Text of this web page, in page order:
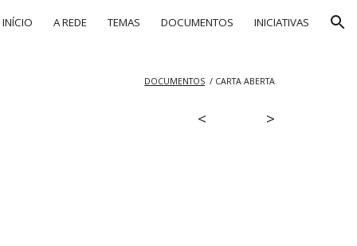
INÍCIO A REDE TEMAS DOCUMENTOS INICIATIVAS
DOCUMENTOS / CARTA ABERTA
< >